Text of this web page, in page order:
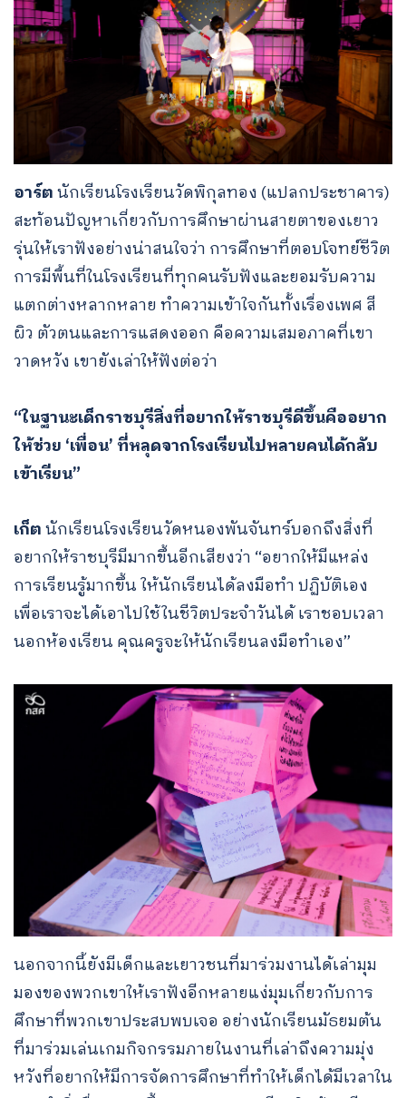
อาร์ตนักเรียนโรงเรียนวัดพิกุลทอง (แปลกประชาคาร)
สะท้อนปัญหาเกี่ยวกับการศึกษาผ่านสายตาของเยาว
รุ่นให้เราฟังอย่างน่าสนใจว่า การศึกษาที่ตอบโจทย์ชีวิต
การมีพื้นที่ในโรงเรียนที่ทุกคนรับฟังและยอมรับความ
แตกต่างหลากหลาย ทำความเข้าใจกันทั้งเรื่องเพศ สี
ผิว ตัวตนและการแสดงออก คือความเสมอภาคที่เขา
วาดหวัง เขายังเล่าให้ฟังต่อว่า
“ในฐานะเด็กราชบุรีสิ่งที่อยากให้ราชบุรีดีขึ้นคืออยาก
ให้ช่วย ‘เพื่อน’ ที่หลุดจากโรงเรียนไปหลายคนได้กลับ
เข้าเรียน”
เก็ตนักเรียนโรงเรียนวัดหนองพันจันทร์บอกถึงสิ่งที่
อยากให้ราชบุรีมีมากขึ้นอีกเสียงว่า “อยากให้มีแหล่ง
การเรียนรู้มากขึ้น ให้นักเรียนได้ลงมือทำ ปฏิบัติเอง
เพื่อเราจะได้เอาไปใช้ในชีวิตประจำวันได้ เราชอบเวลา
นอกห้องเรียน คุณครูจะให้นักเรียนลงมือทำเอง”
นอกจากนี้ยังมีเด็กและเยาวชนที่มาร่วมงานได้เล่ามุม
มองของพวกเขาให้เราฟังอีกหลายแง่มุมเกี่ยวกับการ
ศึกษาที่พวกเขาประสบพบเจอ อย่างนักเรียนมัธยมต้น
ที่มาร่วมเล่นเกมกิจกรรมภายในงานที่เล่าถึงความมุ่ง
หวังที่อยากให้มีการจัดการศึกษาที่ทำให้เด็กได้มีเวลาใน